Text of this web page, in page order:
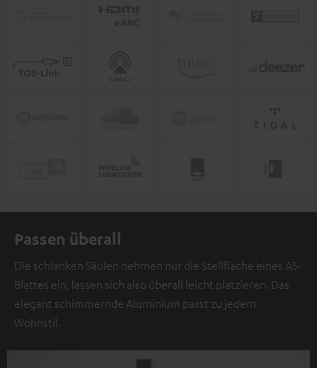
Passen überall
Die schlanken Säulen nehmen nur die Stellfläche eines A5-
Blattes ein, lassen sich also überall leicht platzieren. Das
elegant schimmernde Aluminium passt zu jedem
Wohnstil.